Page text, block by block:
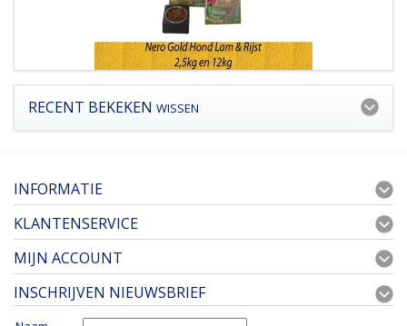
RECENT BEKEKEN WISSEN
INFORMATIE
KLANTENSERVICE
MIJN ACCOUNT
INSCHRIJVEN NIEUWSBRIEF